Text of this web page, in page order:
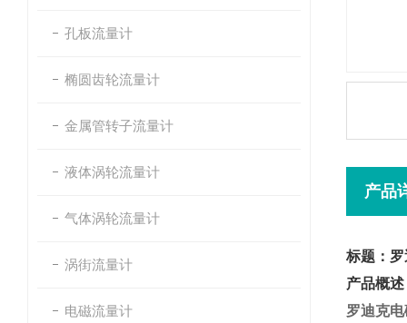
孔板流量计
椭圆齿轮流量计
金属管转子流量计
液体涡轮流量计
气体涡轮流量计
涡街流量计
电磁流量计
产品
标题：
产品概述
罗迪克